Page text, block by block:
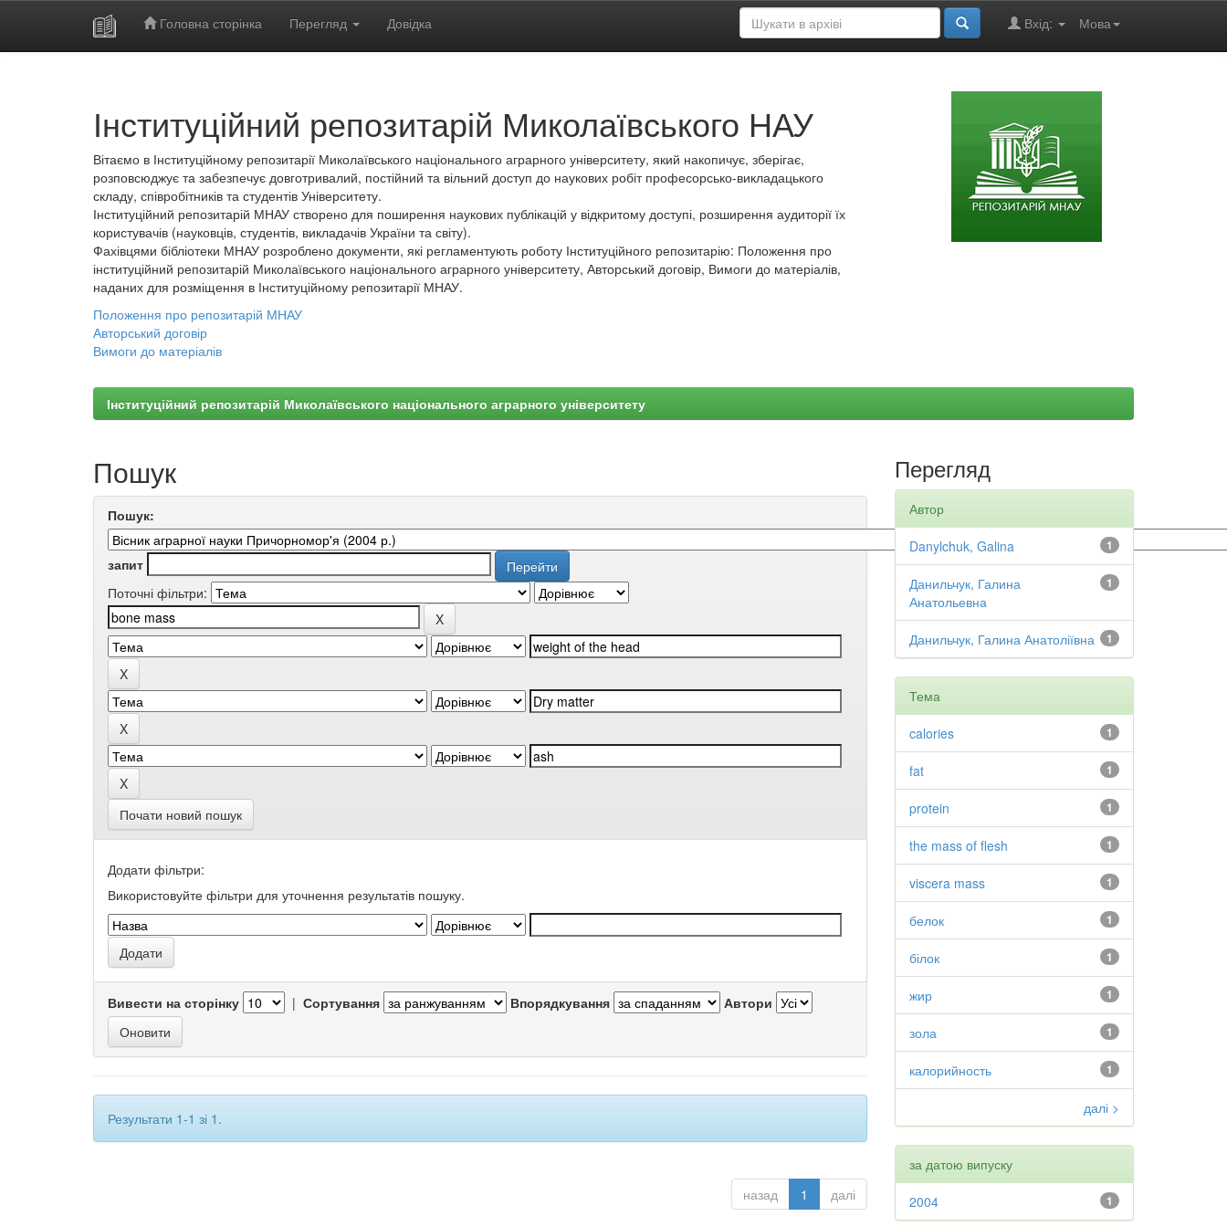
Головна сторінка Перегляд Довідка Мова
Вхід:
Інституційний репозитарій Миколаївського НАУ
Вітаємо в Інституційному репозитарії Миколаївського національного аграрного університету, який накопичує, зберігає,
розповсюджує та забезпечує довготривалий, постійний та вільний доступ до наукових робіт професорсько-викладацького
складу, співробітників та студентів Університету.
Інституційний репозитарій МНАУ створено для поширення наукових публікацій у відкритому доступі, розширення аудиторії їх
користувачів (науковців, студентів, викладачів України та світу).
Фахівцями бібліотеки МНАУ розроблено документи, які регламентують роботу Інституційного репозитарію: Положення про
інституційний репозитарій Миколаївського національного аграрного університету, Авторський договір, Вимоги до матеріалів,
наданих для розміщення в Інституційному репозитарії МНАУ.
Положення про репозитарій МНАУ
Авторський договір
Вимоги до матеріалів
Інституційний репозитарій Миколаївського національного аграрного університету
Пошук
Пошук:
запит
Поточні фільтри:
Почати новий пошук
Додати фільтри:
Використовуйте фільтри для уточнення результатів пошуку.
Вивести на сторінку | Сортування Впорядкування Автори
Результати 1-1 зі 1.
назад 1 далі
Перегляд
Автор
1
Danylchuk, Galina
1
Данильчук, Галина
Анатольевна
1
Данильчук, Галина Анатоліївна
Тема
1
calories
1
fat
1
protein
1
the mass of flesh
1
viscera mass
1
белок
1
білок
1
жир
1
зола
1
калорийность
далі >
за датою випуску
1
2004